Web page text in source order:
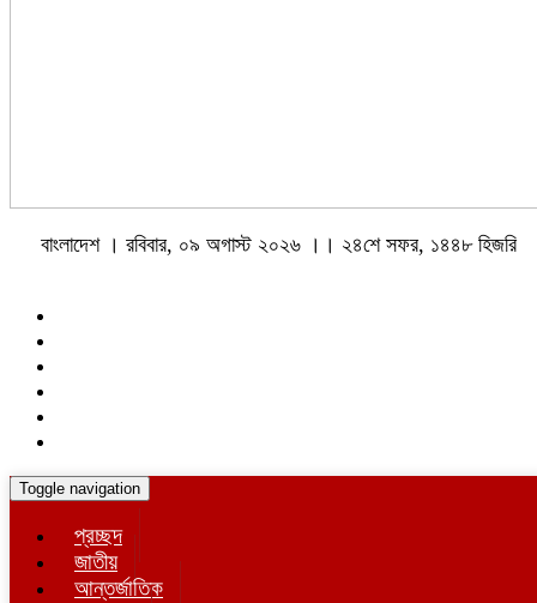
বাংলাদেশ । রবিবার, ০৯ অগাস্ট ২০২৬ ।। ২৪শে সফর, ১৪৪৮ হিজরি
Toggle navigation
প্রচ্ছদ
জাতীয়
আন্তর্জাতিক